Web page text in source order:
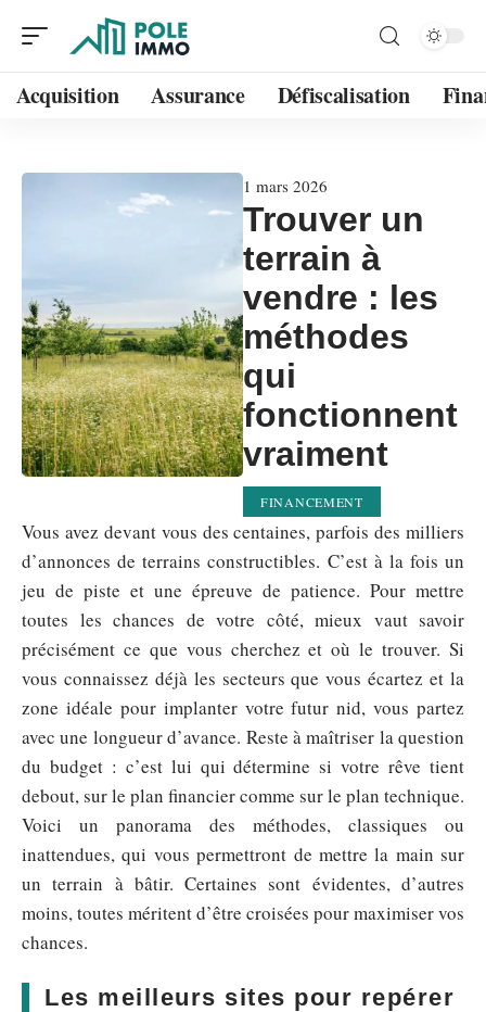
Acquisition Assurance Défiscalisation
1 mars 2026
Trouver un
terrain à
vendre : les
méthodes
qui
fonctionnent
vraiment
FINANCEMENT
Vous avez devant vous des centaines, parfois des milliers
d’annonces de terrains constructibles. C’est à la fois un
jeu de piste et une épreuve de patience. Pour mettre
toutes les chances de votre côté, mieux vaut savoir
précisément ce que vous cherchez et où le trouver. Si
vous connaissez déjà les secteurs que vous écartez et la
zone idéale pour implanter votre futur nid, vous partez
avec une longueur d’avance. Reste à maîtriser la question
du budget : c’est lui qui détermine si votre rêve tient
debout, sur le plan financier comme sur le plan technique.
Voici un panorama des méthodes, classiques ou
inattendues, qui vous permettront de mettre la main sur
un terrain à bâtir. Certaines sont évidentes, d’autres
moins, toutes méritent d’être croisées pour maximiser vos
chances.
Les meilleurs sites pour repérer